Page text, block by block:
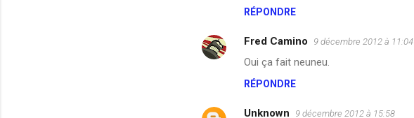
m
e
a
RÉPONDRE
Fred Camino 9 décembre 2012 à 11:04
Oui ça fait neuneu.
RÉPONDRE
Unknown 9 décembre 2012 à 15:58